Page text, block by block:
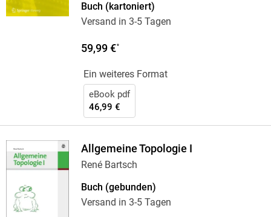
Buch (kartoniert)
Versand in 3-5 Tagen
59,99 €*
Ein weiteres Format
eBook pdf
46,99 €
Allgemeine Topologie I
René Bartsch
Buch (gebunden)
Versand in 3-5 Tagen